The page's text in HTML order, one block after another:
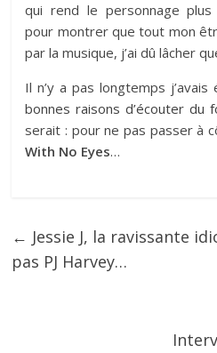
qui rend le personnage plus
pour montrer que tout mon
par la musique, j’ai dû lâcher
Il n’y a pas longtemps
bonnes raisons d’écouter du
serait : pour ne pas passer à
With No Eyes…
← Jessie J, la ravissante
pas PJ Harvey…